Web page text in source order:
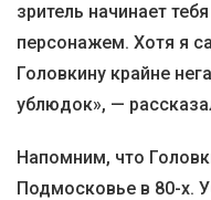
зритель начинает
персонажем. Хотя я
Головкину крайне
ублюдок», —
Напомним, что
Подмосковье в 80-х.